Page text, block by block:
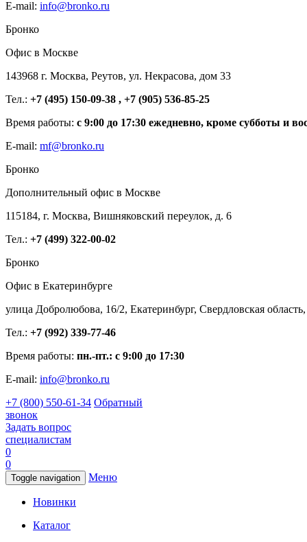
E-mail: info@bronko.ru
Бронко
Офис в Москве
143968 г. Москва, Реутов, ул. Некрасова, дом 33
Тел.: +7 (495) 150-09-38 , +7 (905) 536-85-25
Время работы: с 9:00 до 17:30 ежедневно, кроме субботы и
E-mail: mf@bronko.ru
Бронко
Дополнительный офис в Москве
115184, г. Москва, Вишняковский переулок, д. 6
Тел.: +7 (499) 322-00-02
Бронко
Офис в Екатеринбурге
улица Добролюбова, 16/2, Екатеринбург, Свердловская
Тел.: +7 (992) 339-77-46
Время работы: пн.-пт.: с 9:00 до 17:30
E-mail: info@bronko.ru
+7 (800) 550-61-34 Обратный
звонок
Задать вопрос
специалистам
0
0
Toggle navigation Меню
Новинки
Каталог